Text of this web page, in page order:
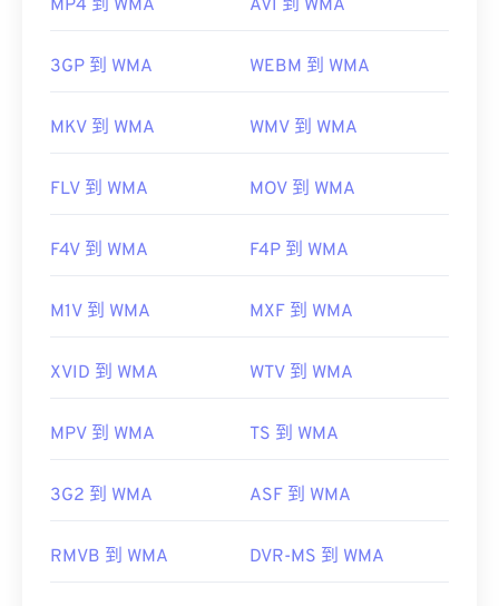
MP4 到 WMA AVI 到 WMA
3GP 到 WMA WEBM 到 WMA
MKV 到 WMA WMV 到 WMA
FLV 到 WMA MOV 到 WMA
F4V 到 WMA F4P 到 WMA
M1V 到 WMA MXF 到 WMA
XVID 到 WMA WTV 到 WMA
MPV 到 WMA TS 到 WMA
3G2 到 WMA ASF 到 WMA
RMVB 到 WMA DVR-MS 到 WMA